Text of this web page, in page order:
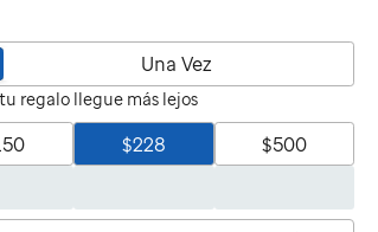
Una Vez
regalo llegue más lejos
$228 $500